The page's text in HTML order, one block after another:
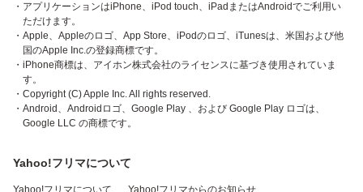
・アプリケーションはiPhone、iPod touch、iPadまたはAndroidでご利用い
ただけます。
・Apple、Appleのロゴ、App Store、iPodのロゴ、iTunesは、米国および他
国のApple Inc.の登録商標です。
・iPhone商標は、アイホン株式会社のライセンスに基づき使用されていま
す。
・Copyright (C) Apple Inc. All rights reserved.
・Android、Androidロゴ、Google Play 、および Google Play ロゴは、
Google LLC の商標です。
Yahoo!フリマについて